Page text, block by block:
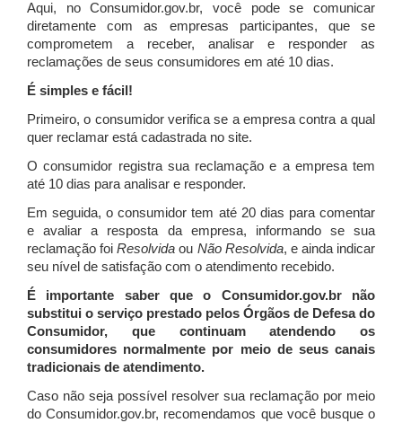
Aqui, no Consumidor.gov.br, você pode se comunicar
diretamente com as empresas participantes, que se
comprometem a receber, analisar e responder as
reclamações de seus consumidores em até 10 dias.
É simples e fácil!
Primeiro, o consumidor verifica se a empresa contra a qual
quer reclamar está cadastrada no site.
O consumidor registra sua reclamação e a empresa tem
até 10 dias para analisar e responder.
Em seguida, o consumidor tem até 20 dias para comentar
e avaliar a resposta da empresa, informando se sua
reclamação foiResolvida ou Não Resolvida, e ainda indicar
seu nível de satisfação com o atendimento recebido.
É importante saber que o Consumidor.gov.br não
substitui o serviço prestado pelos Órgãos de Defesa do
Consumidor, que continuam atendendo os
consumidores normalmente por meio de seus canais
tradicionais de atendimento.
Caso não seja possível resolver sua reclamação por meio
do Consumidor.gov.br, recomendamos que você busque o